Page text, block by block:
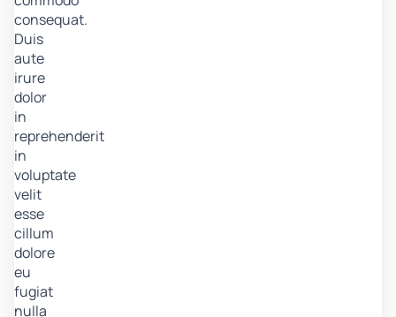
consequat.
Duis
aute
irure
dolor
in
reprehenderit
in
voluptate
velit
esse
cillum
dolore
eu
fugiat
nulla